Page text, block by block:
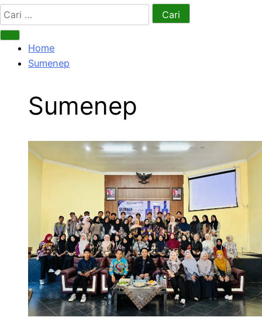
Cari
untuk:
Home
Sumenep
Sumenep